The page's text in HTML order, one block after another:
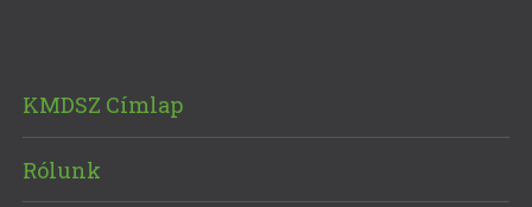
KMDSZ Címlap
Rólunk